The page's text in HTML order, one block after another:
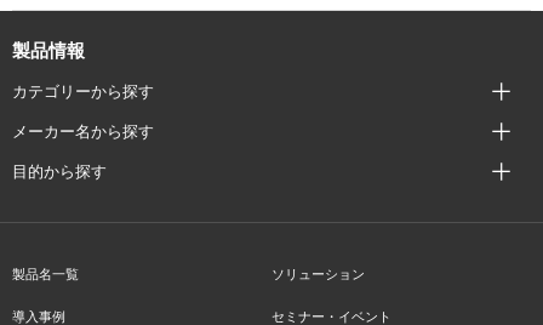
製品情報
カテゴリーから探す
メーカー名から探す
目的から探す
製品名一覧 ソリューション
導入事例 セミナー・イベント